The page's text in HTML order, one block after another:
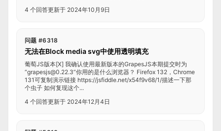
4 个回答更新于 2024年10月9日
问题 #6318
无法在Block media svg中使用透明填充
葡萄JS版本[X] 我确认使用最新版本的GrapesJS本期提交时为
“grapesjs@0.22.3”你用的是什么浏览器？ Firefox 132，Chrome
131可复制演示链接 https://jsfiddle.net/x54f9v68/1/描述一下那
个虫子 如何复现这个...
4 个回答更新于 2024年12月4日